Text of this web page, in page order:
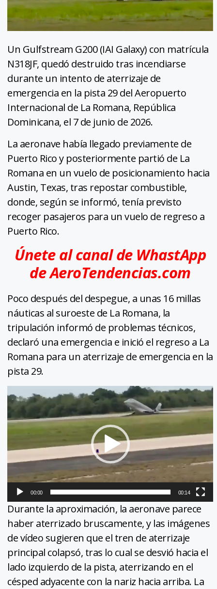
Un Gulfstream G200 (IAI Galaxy) con matrícula
N318JF, quedó destruido tras incendiarse
durante un intento de aterrizaje de
emergencia en la pista 29 del Aeropuerto
Internacional de La Romana, República
Dominicana, el 7 de junio de 2026.
La aeronave había llegado previamente de
Puerto Rico y posteriormente partió de La
Romana en un vuelo de posicionamiento hacia
Austin, Texas, tras repostar combustible,
donde, según se informó, tenía previsto
recoger pasajeros para un vuelo de regreso a
Puerto Rico.
Únete al canal de WhastApp
de AeroTendencias.com
Poco después del despegue, a unas 16 millas
náuticas al suroeste de La Romana, la
tripulación informó de problemas técnicos,
declaró una emergencia e inició el regreso a La
Romana para un aterrizaje de emergencia en la
pista 29.
Reproductor
de
vídeo
00:00 00:14
Durante la aproximación, la aeronave parece
haber aterrizado bruscamente, y las imágenes
de vídeo sugieren que el tren de aterrizaje
principal colapsó, tras lo cual se desvió hacia el
lado izquierdo de la pista, aterrizando en el
césped adyacente con la nariz hacia arriba. La